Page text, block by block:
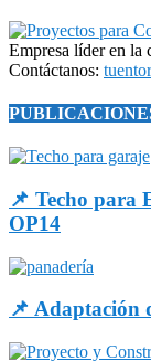
Empresa líder en la
Contáctanos:
📌 Techo para
OP14
📌 Adaptación